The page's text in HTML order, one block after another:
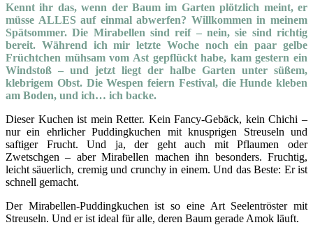
Kennt ihr das, wenn der Baum im Garten plötzlich meint, er
müsse ALLES auf einmal abwerfen? Willkommen in meinem
Spätsommer. Die Mirabellen sind reif – nein, sie sind richtig
bereit. Während ich mir letzte Woche noch ein paar gelbe
Früchtchen mühsam vom Ast gepflückt habe, kam gestern ein
Windstoß – und jetzt liegt der halbe Garten unter süßem,
klebrigem Obst. Die Wespen feiern Festival, die Hunde kleben
am Boden, und ich… ich backe.
Dieser Kuchen ist mein Retter. Kein Fancy-Gebäck, kein Chichi –
nur ein ehrlicher Puddingkuchen mit knusprigen Streuseln und
saftiger Frucht. Und ja, der geht auch mit Pflaumen oder
Zwetschgen – aber Mirabellen machen ihn besonders. Fruchtig,
leicht säuerlich, cremig und crunchy in einem. Und das Beste: Er ist
schnell gemacht.
Der Mirabellen-Puddingkuchen ist so eine Art Seelentröster mit
Streuseln. Und er ist ideal für alle, deren Baum gerade Amok läuft.